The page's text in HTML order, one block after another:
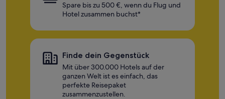
Spare bis zu 500 €, wenn du Flug und
Hotel zusammen buchst*
Finde dein Gegenstück
Mit über 300.000 Hotels auf der
ganzen Welt ist es einfach, das
perfekte Reisepaket
zusammenzustellen.